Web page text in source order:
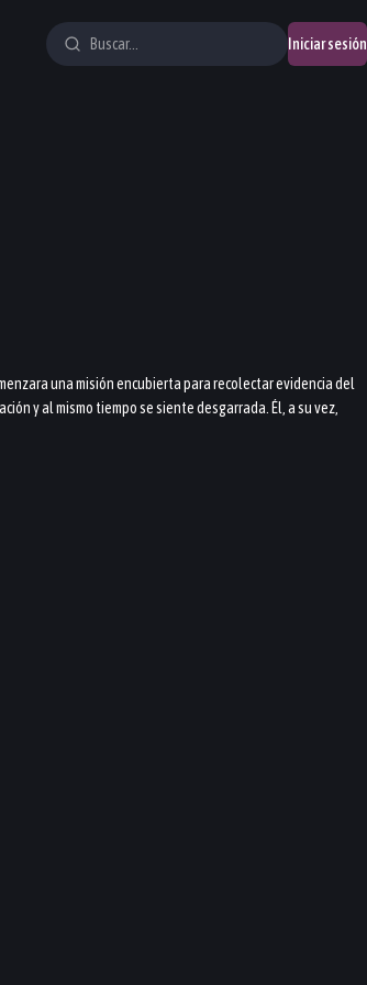
Iniciar sesión
una misión encubierta para recolectar evidencia del
y al mismo tiempo se siente desgarrada. Él, a su vez,